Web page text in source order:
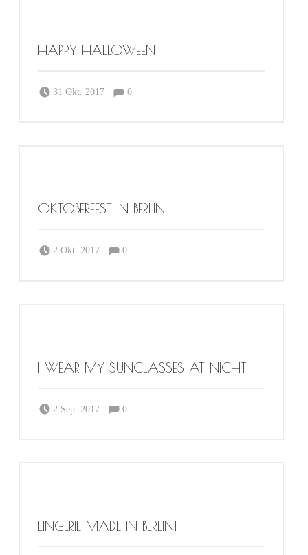
HAPPY HALLOWEEN!
31 Okt. 2017
Sabrina Dortmund
Comments:
0
OKTOBERFEST IN BERLIN
2 Okt. 2017
Sabrina Dortmund
Comments:
0
I WEAR MY SUNGLASSES AT NIGHT
2 Sep. 2017
Sabrina Dortmund
Comments:
0
LINGERIE MADE IN BERLIN!